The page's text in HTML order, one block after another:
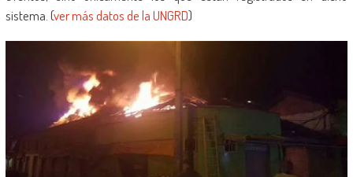
sistema. (ver más datos de la UNGRD)